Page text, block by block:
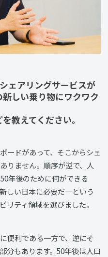
ェアリングサービスが
しい乗り物にワクワク
教えてください。
ードがあって、そこからシェ
りません。順序が逆で、人
年後のために何ができる
しい日本に必要だ―という
リティ領域を選びました。
便利である一方で、逆にそ
分もあります。50年後は人口